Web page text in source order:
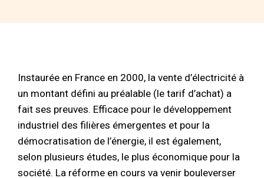
Instaurée en France en 2000, la vente d’électricité à
un montant défini au préalable (le tarif d’achat) a
fait ses preuves. Efficace pour le développement
industriel des filières émergentes et pour la
démocratisation de l’énergie, il est également,
selon plusieurs études, le plus économique pour la
société. La réforme en cours va venir bouleverser